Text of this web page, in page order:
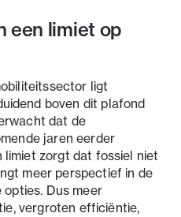
een limiet op
ligt
boven dit plafond
dat de
jaren eerder
limiet zorgt dat fossiel niet
meer perspectief in de
Dus meer
vergroten efficiëntie,